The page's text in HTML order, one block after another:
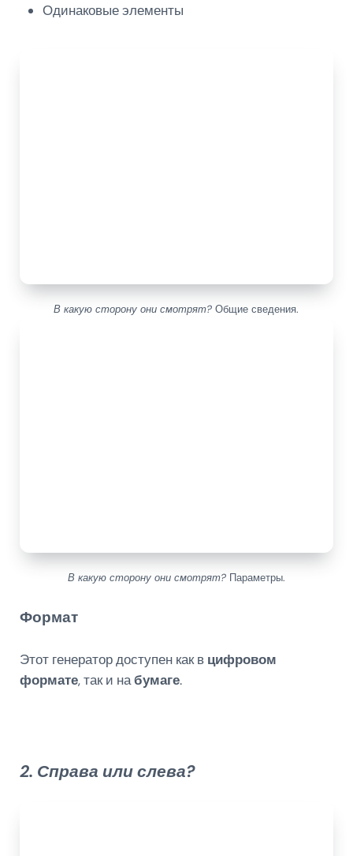
Одинаковые элементы
В какую сторону они смотрят? Общие сведения.
В какую сторону они смотрят?Параметры.
Формат
Этот генератор доступен как в цифровом
формате, так и набумаге.
2. Справа или слева?